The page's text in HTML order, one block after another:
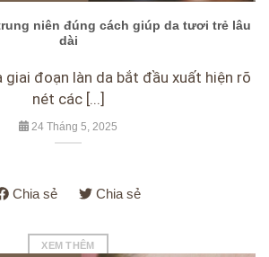
niên đúng cách giúp da tươi trẻ lâu
dài
giai đoạn làn da bắt đầu xuất hiện rõ
nét các [...]
24 Tháng 5, 2025
XEM THÊM
Chia sẻ Chia sẻ